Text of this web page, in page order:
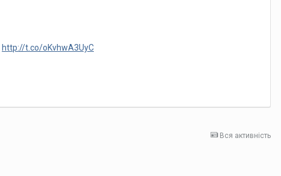
http://t.co/oKvhwA3UyC
Вся активність